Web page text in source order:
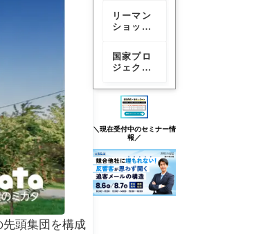
頭集団を構成
リーマン
ショック
産
国家プロ
ジェクト
55」と
は？
＼現在受付中のセミナー情
報／